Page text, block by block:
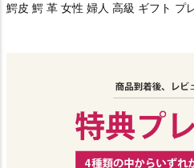
鰐皮 鰐 革 女性 婦人 高級 ギフト プ